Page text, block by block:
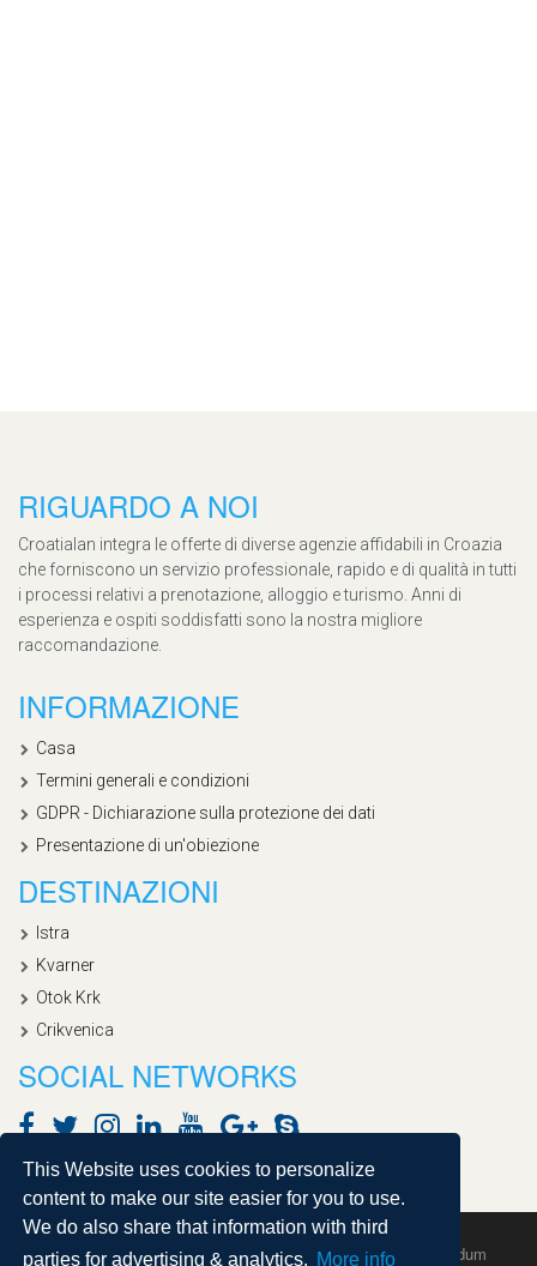
This Website uses cookies to personalize
content to make our site easier for you to use.
We do also share that information with third
parties for advertising & analytics. More info
RIGUARDO A NOI
Croatialan integra le offerte di diverse agenzie affidabili in Croazia
che forniscono un servizio professionale, rapido e di qualità in tutti
i processi relativi a prenotazione, alloggio e turismo. Anni di
esperienza e ospiti soddisfatti sono la nostra migliore
raccomandazione.
INFORMAZIONE
Casa
Termini generali e condizioni
GDPR - Dichiarazione sulla protezione dei dati
Presentazione di un'obiezione
DESTINAZIONI
Istra
Kvarner
Otok Krk
Crikvenica
SOCIAL NETWORKS
Copyright © 2020, Croatialan |Sitemap| Powered by Agendum